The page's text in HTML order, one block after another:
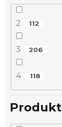
2 112
3 206
4 118
Produkt